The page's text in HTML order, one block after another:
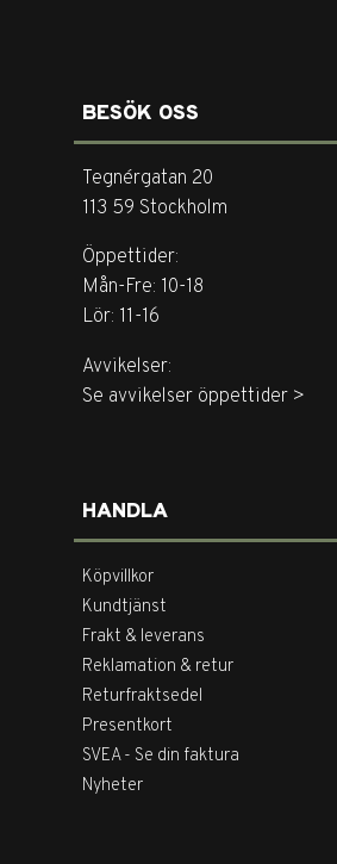
BESÖK OSS
Tegnérgatan 20
113 59 Stockholm
Öppettider:
Mån-Fre: 10-18
Lör: 11-16
Avvikelser:
Se avvikelser öppettider >
HANDLA
Köpvillkor
Kundtjänst
Frakt & leverans
Reklamation & retur
Returfraktsedel
Presentkort
SVEA - Se din faktura
Nyheter